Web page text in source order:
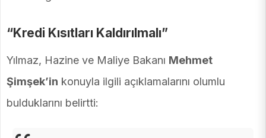
“Kredi Kısıtları Kaldırılmalı”
Yılmaz, Hazine ve Maliye Bakanı Mehmet
Şimşek’in konuyla ilgili açıklamalarını olumlu
bulduklarını belirtti: